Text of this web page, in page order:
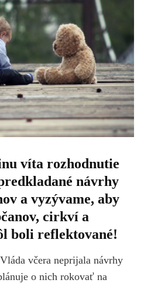
víta rozhodnutie
návrhy
a vyzývame, aby
cirkví a
boli reflektované!
včera neprijala návrhy
o nich rokovať na